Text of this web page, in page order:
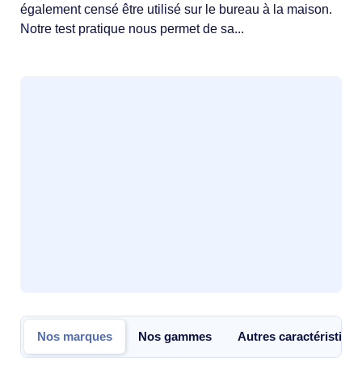
également censé être utilisé sur le bureau à la maison.
Notre test pratique nous permet de sa...
Nos marques Nos gammes Autres